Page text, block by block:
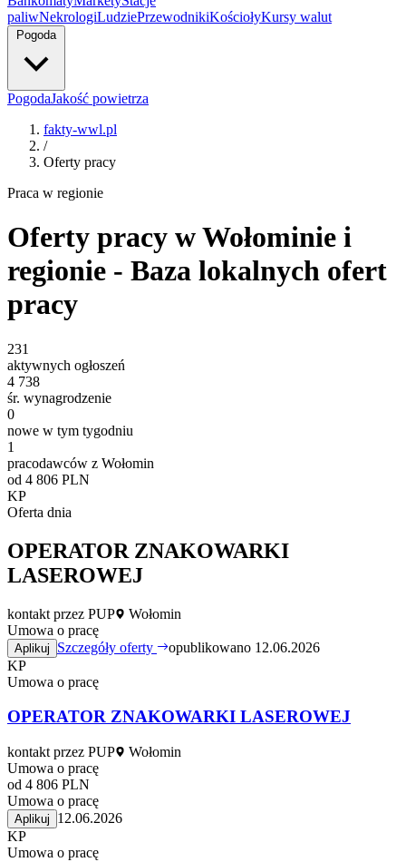
paliwNekrologiLudziePrzewodnikiKościołyKursy walut
Pogoda
PogodaJakość powietrza
fakty-wwl.pl
/
Oferty pracy
Praca w regionie
Oferty pracy w Wołominie i
regionie - Baza lokalnych ofert
pracy
231
aktywnych ogłoszeń
4 738
śr. wynagrodzenie
0
nowe w tym tygodniu
1
pracodawców z Wołomin
od 4 806 PLN
KP
Oferta dnia
OPERATOR ZNAKOWARKI
LASEROWEJ
kontakt przez PUP
Wołomin
Umowa o pracę
Aplikuj Szczegóły oferty
opublikowano 12.06.2026
KP
Umowa o pracę
OPERATOR ZNAKOWARKI LASEROWEJ
kontakt przez PUP
Wołomin
Umowa o pracę
od 4 806 PLN
Umowa o pracę
Aplikuj
12.06.2026
KP
Umowa o pracę